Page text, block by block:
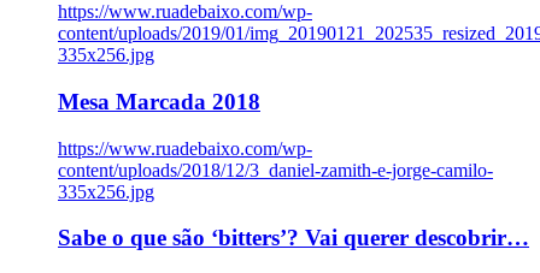
https://www.ruadebaixo.com/wp-
content/uploads/2019/01/
335x256.jpg
Mesa Marcada 2018
https://www.ruadebaixo.com/wp-
content/uploads/2018/12/3_daniel-zamith-e-jorge-camilo-
335x256.jpg
Sabe o que são ‘bitters’? Vai querer descobrir…